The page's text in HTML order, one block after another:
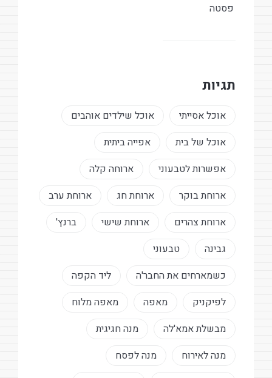
פסטה
תגיות
אוכל אסייתי
אוכל שילדים אוהבים
אוכל של בית
אפייה ביתית
אפשרות לטבעוני
ארוחה קלה
ארוחת בוקר
ארוחת חג
ארוחת ערב
ארוחת צהרים
ארוחת שישי
ברנץ'
גבינה
טבעוני
כשמארחים את החבר'ה
ליד הקפה
לפיקניק
מאפה
מאפה מלוח
מבשלת אמא'לה
מנה חגיגית
מנה לאירוח
מנה לפסח